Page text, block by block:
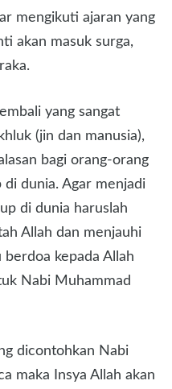
mengikuti ajaran yang
akan masuk surga,
yang sangat
(jin dan manusia),
bagi orang-orang
dunia. Agar menjadi
di dunia haruslah
Allah dan menjauhi
berdoa kepada Allah
Nabi Muhammad
dicontohkan Nabi
maka Insya Allah akan